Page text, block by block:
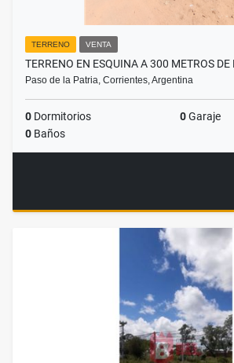
TERRENO VENTA
TERRENO EN ESQUINA A 300 METROS
Paso de la Patria, Corrientes, Argentina
0 Dormitorios 0Garaje
0 Baños